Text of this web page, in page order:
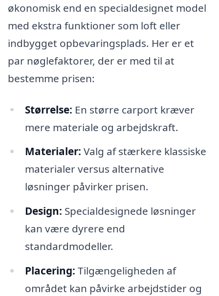
økonomisk end en specialdesignet model
med ekstra funktioner som loft eller
indbygget opbevaringsplads. Her er et
par nøglefaktorer, der er med til at
bestemme prisen:
Størrelse: En større carport kræver
mere materiale og arbejdskraft.
Materialer: Valg af stærkere klassiske
materialer versus alternative
løsninger påvirker prisen.
Design: Specialdesignede løsninger
kan være dyrere end
standardmodeller.
Placering: Tilgængeligheden af
området kan påvirke arbejdstider og